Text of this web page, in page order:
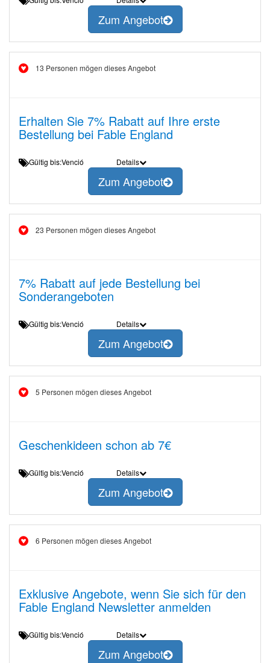
Zum Angebot
13 Personen mögen dieses Angebot
Erhalten Sie 7% Rabatt auf Ihre erste
Bestellung bei Fable England
Gültig bis:Venció Details
Zum Angebot
23 Personen mögen dieses Angebot
7% Rabatt auf jede Bestellung bei
Sonderangeboten
Gültig bis:Venció Details
Zum Angebot
5 Personen mögen dieses Angebot
Geschenkideen schon ab 7€
Gültig bis:Venció Details
Zum Angebot
6 Personen mögen dieses Angebot
Exklusive Angebote, wenn Sie sich für den
Fable England Newsletter anmelden
Gültig bis:Venció Details
Zum Angebot